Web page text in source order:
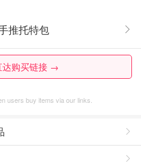
推托特包
达购买链接 →
users buy items via our links.